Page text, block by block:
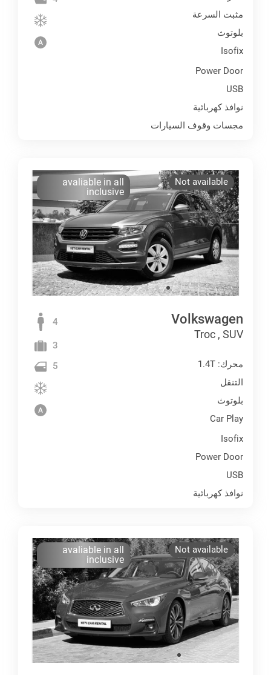
مثبت السرعة
بلوتوث
Isofix
Power Door
USB
نوافذ كهربائية
مجسات وقوف السيارات
Not available
avaliable in all
inclusive
Volkswagen
Troc , SUV
محرك: 1.4T
التنقل
بلوتوث
Car Play
Isofix
Power Door
USB
نوافذ كهربائية
4
3
5
Not available
avaliable in all
inclusive